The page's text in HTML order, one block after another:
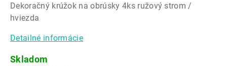
0,0
z
hviezdičiek.
Dekoračný krúžok na obrúsky 4ks ružový strom /
hviezda
Detailné informácie
Skladom